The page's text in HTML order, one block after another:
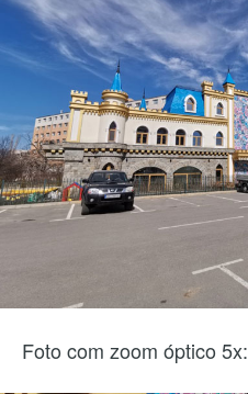
Foto com zoom óptico 5x: